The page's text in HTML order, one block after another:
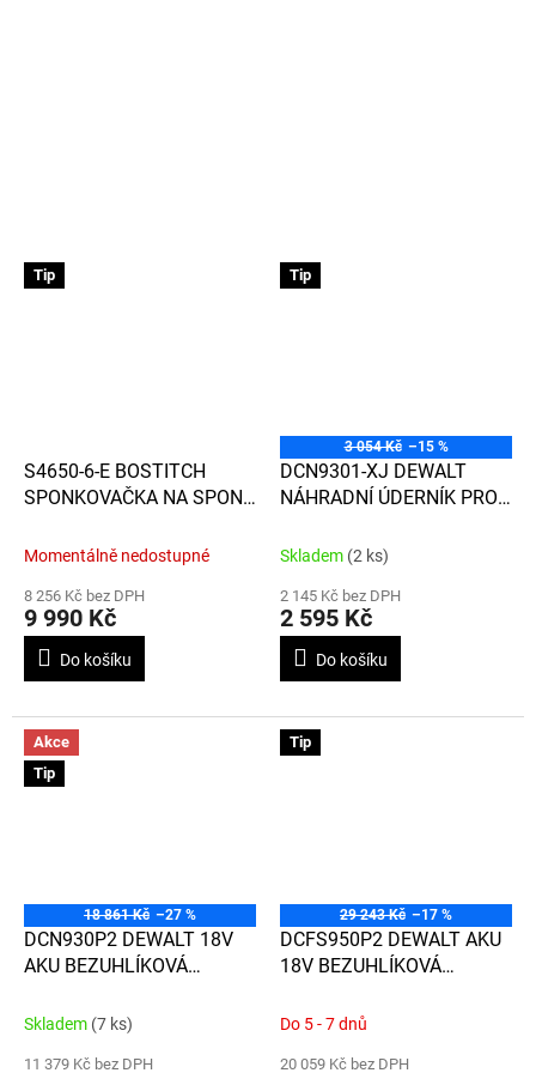
Tip
S4650-6-E BOSTITCH
SPONKOVAČKA NA SPONY
Momentálně nedostupné
8 256 Kč bez DPH
9 990 Kč
Do košíku
Tip
3 054 Kč –15 %
DCN9301-XJ DEWALT
NÁHRADNÍ ÚDERNÍK PRO
Skladem (2 ks)
2 145 Kč bez DPH
2 595 Kč
Do košíku
Akce
Tip
18 861 Kč –27 %
DCN930P2 DEWALT 18V
AKU BEZUHLÍKOVÁ
BATERIE, NABÍJEČKA,
Skladem (7 ks)
11 379 Kč bez DPH
Tip
29 243 Kč –17 %
DCFS950P2 DEWALT AKU
18V BEZUHLÍKOVÁ
PŘIPEVŇOVÁNÍ DRÁTŮ A
Do 5 - 7 dnů
20 059 Kč bez DPH